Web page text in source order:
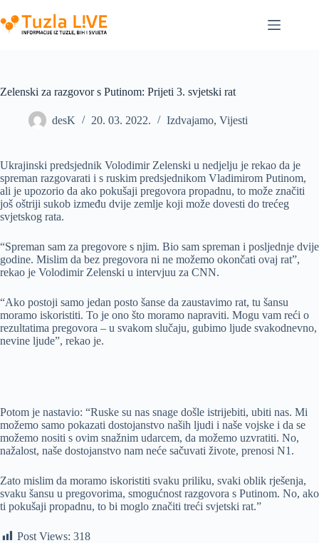
to
content
Zelenski za razgovor s Putinom: Prijeti 3. svjetski rat
desK 20. 03. 2022. Izdvajamo, Vijesti
Ukrajinski predsjednik Volodimir Zelenski u nedjelju je rekao da je
spreman razgovarati i s ruskim predsjednikom Vladimirom Putinom,
ali je upozorio da ako pokušaji pregovora propadnu, to može značiti
još oštriji sukob između dvije zemlje koji može dovesti do trećeg
svjetskog rata.
“Spreman sam za pregovore s njim. Bio sam spreman i posljednje dvije
godine. Mislim da bez pregovora ni ne možemo okončati ovaj rat”,
rekao je Volodimir Zelenski u intervjuu za CNN.
“Ako postoji samo jedan posto šanse da zaustavimo rat, tu šansu
moramo iskoristiti. To je ono što moramo napraviti. Mogu vam reći o
rezultatima pregovora – u svakom slučaju, gubimo ljude svakodnevno,
nevine ljude”, rekao je.
Potom je nastavio: “Ruske su nas snage došle istrijebiti, ubiti nas. Mi
možemo samo pokazati dostojanstvo naših ljudi i naše vojske i da se
možemo nositi s ovim snažnim udarcem, da možemo uzvratiti. No,
nažalost, naše dostojanstvo nam neće sačuvati živote, prenosi N1.
Zato mislim da moramo iskoristiti svaku priliku, svaki oblik rješenja,
svaku šansu u pregovorima, smogućnost razgovora s Putinom. No, ako
ti pokušaji propadnu, to bi moglo značiti treći svjetski rat.”
Post Views: 318